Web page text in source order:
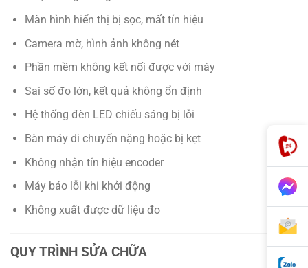
Màn hình hiển thị bị sọc, mất tín hiệu
Camera mờ, hình ảnh không nét
Phần mềm không kết nối được với máy
Sai số đo lớn, kết quả không ổn định
Hệ thống đèn LED chiếu sáng bị lỗi
Bàn máy di chuyển nặng hoặc bị kẹt
Không nhận tín hiệu encoder
Máy báo lỗi khi khởi động
Không xuất được dữ liệu đo
QUY TRÌNH SỬA CHỮA